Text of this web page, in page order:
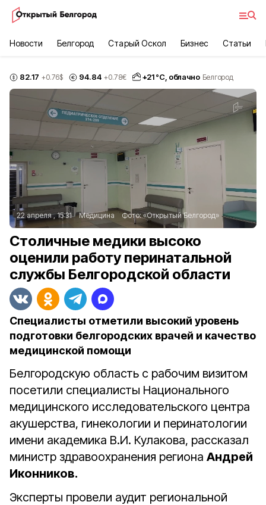
Новости Белгород Старый Оскол Бизнес Статьи
82.17 +0.76$ 94.84 +0.78€ +21°С, облачно Белгород
22 апреля , 15:31 Медицина Фото:«Открытый Белгород»
Столичные медики высоко
оценили работу перинатальной
службы Белгородской области
Специалисты отметили высокий уровень
подготовки белгородских врачей и качество
медицинской помощи
Белгородскую область с рабочим визитом
посетили специалисты Национального
медицинского исследовательского центра
акушерства, гинекологии и перинатологии
имени академика В.И. Кулакова, рассказал
министр здравоохранения региона Андрей
Иконников.
Эксперты провели аудит региональной